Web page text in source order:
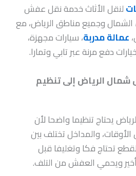
لنقل الأثاث خدمة نقل عفش
الشمال وجميع مناطق الرياض، مع
عمالة مدربة، سيارات مجهزة،
دفع مرنة عبر تابي وتمارا.
الرياض إلى تنظيم
يحتاج تنظيما واضحا لأن
والمداخل تختلف بين
تحتاج فكا وتغليفا قبل
ويحمي العفش من التلف.